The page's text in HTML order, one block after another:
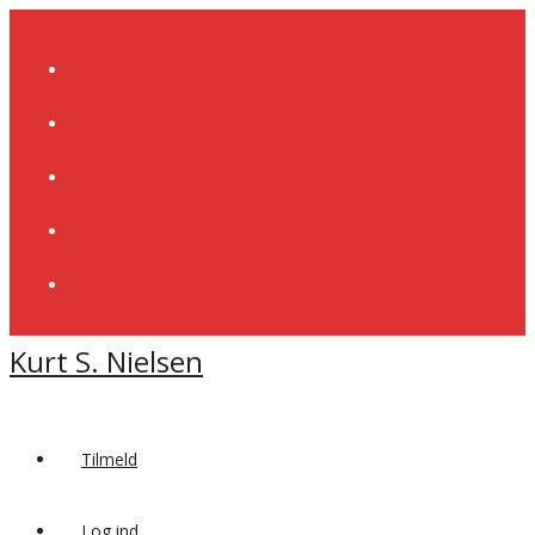
Kurt S. Nielsen
Tilmeld